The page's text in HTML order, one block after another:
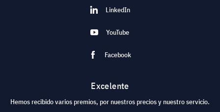
LinkedIn
YouTube
Facebook
Excelente
Hemos recibido varios premios, por nuestros precios y nuestro servicio.